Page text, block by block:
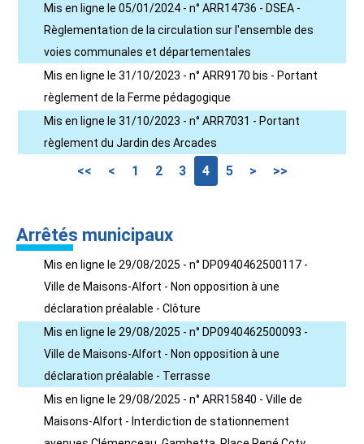
Mis en ligne le 05/01/2024 - n° ARR14736 - DSEA -
Règlementation de la circulation sur l'ensemble des
voies communales et départementales
Mis en ligne le 31/10/2023 - n° ARR9170 bis - Portant
règlement de la Ferme pédagogique
Mis en ligne le 31/10/2023 - n° ARR7031 - Portant
règlement du Jardin des Arcades
<< < 1 2 3 4 5 > >>
Arrêtés municipaux
Mis en ligne le 29/08/2025 - n° DP0940462500117 -
Ville de Maisons-Alfort - Non opposition à une
déclaration préalable - Clôture
Mis en ligne le 29/08/2025 - n° DP0940462500093 -
Ville de Maisons-Alfort - Non opposition à une
déclaration préalable - Terrasse
Mis en ligne le 29/08/2025 - n° ARR15840 - Ville de
Maisons-Alfort - Interdiction de stationnement